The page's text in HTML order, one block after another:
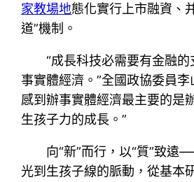
家教場地態化實行上市融資、
道”機制。
“成長科技必需要有金融
事實體經濟。”全國政協委員李
感到辦事實體經濟最主要的是
生孩子力的成長。”
向“新”而行，以“質”致
光到生孩子線的脈動，從基本